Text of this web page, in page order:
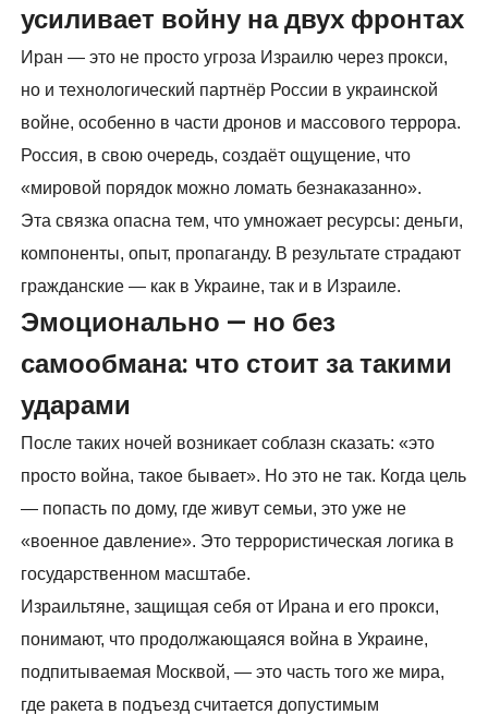
усиливает войну на двух фронтах
Иран — это не просто угроза Израилю через прокси,
но и технологический партнёр России в украинской
войне, особенно в части дронов и массового террора.
Россия, в свою очередь, создаёт ощущение, что
«мировой порядок можно ломать безнаказанно».
Эта связка опасна тем, что умножает ресурсы: деньги,
компоненты, опыт, пропаганду. В результате страдают
гражданские — как в Украине, так и в Израиле.
Эмоционально — но без
самообмана: что стоит за такими
ударами
После таких ночей возникает соблазн сказать: «это
просто война, такое бывает». Но это не так. Когда цель
— попасть по дому, где живут семьи, это уже не
«военное давление». Это террористическая логика в
государственном масштабе.
Израильтяне, защищая себя от Ирана и его прокси,
понимают, что продолжающаяся война в Украине,
подпитываемая Москвой, — это часть того же мира,
где ракета в подъезд считается допустимым